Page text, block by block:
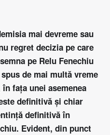
mai devreme sau
regret decizia pe care
pe Relu Fenechiu
de mai multă vreme
faţa unei asemenea
definitivă şi chiar
definitivă în
Evident, din punct